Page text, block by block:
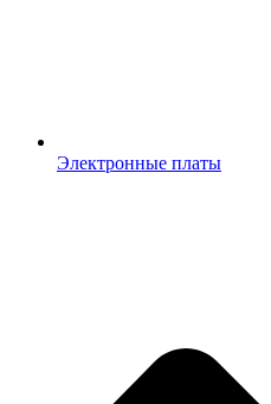
Электронные платы